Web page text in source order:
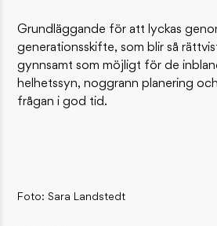
Grundläggande för att lyckas
generationsskifte, som blir så
gynnsamt som möjligt för de
helhetssyn, noggrann planering
frågan i god tid.
Foto: Sara Landstedt